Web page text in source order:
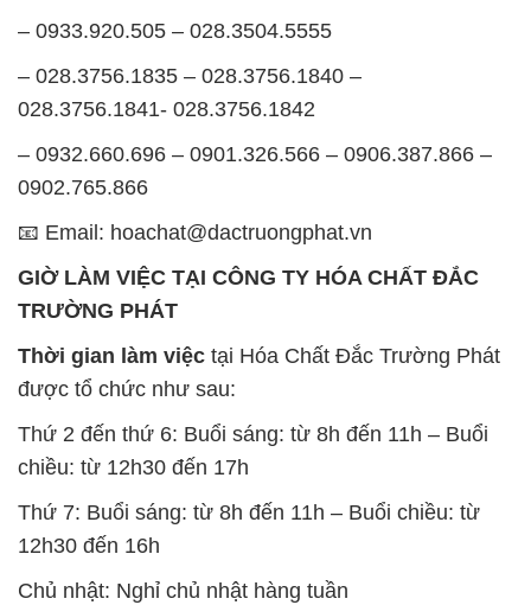
– 0933.920.505 – 028.3504.5555
– 028.3756.1835 – 028.3756.1840 –
028.3756.1841- 028.3756.1842
– 0932.660.696 – 0901.326.566 – 0906.387.866 –
0902.765.866
📧 Email: hoachat@dactruongphat.vn
GIỜ LÀM VIỆC TẠI CÔNG TY HÓA CHẤT ĐẮC
TRƯỜNG PHÁT
Thời gian làm việc tại Hóa Chất Đắc Trường Phát
được tổ chức như sau:
Thứ 2 đến thứ 6: Buổi sáng: từ 8h đến 11h – Buổi
chiều: từ 12h30 đến 17h
Thứ 7: Buổi sáng: từ 8h đến 11h – Buổi chiều: từ
12h30 đến 16h
Chủ nhật: Nghỉ chủ nhật hàng tuần